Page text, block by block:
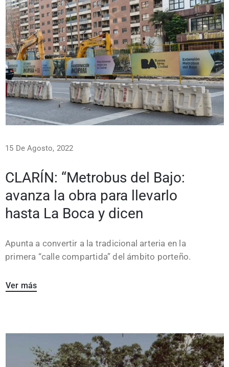
15 De Agosto, 2022
CLARÍN: “Metrobus del Bajo:
avanza la obra para llevarlo
hasta La Boca y dicen
Apunta a convertir a la tradicional arteria en la
primera “calle compartida” del ámbito porteño.
Ver más